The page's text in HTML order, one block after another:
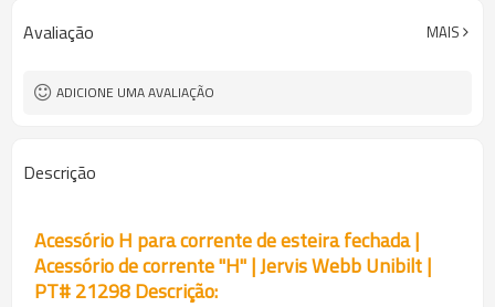
Avaliação MAIS
ADICIONE UMA AVALIAÇÃO
Descrição
Acessório H para corrente de esteira fechada |
Acessório de corrente ''H'' | Jervis Webb Unibilt |
PT# 21298 Descrição: